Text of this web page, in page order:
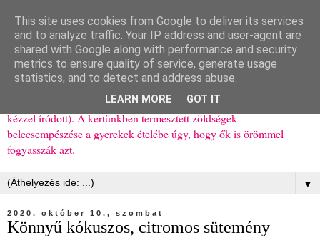
Ízőrző
Kisgyerekes család kipróbált, többnyire egészséges ételeket
bemutató receptjei a mindennapokra (mert a papírfecniket folyton
elhagyom) és gyerekeimnek ajándékba (mint régen, csak ez nem
kézzel íródott). A kertünkben termesztett zöldségek
belecsempészése a gyerekek ételébe úgy, hogy ők is örömmel
fogyasszák azt.
▼
2020. október 10., szombat
Könnyű kókuszos, citromos sütemény
This site uses cookies from Google to deliver its services
and to analyze traffic. Your IP address and user-agent are
shared with Google along with performance and security
metrics to ensure quality of service, generate usage
statistics, and to detect and address abuse.
LEARN MORE GOT IT